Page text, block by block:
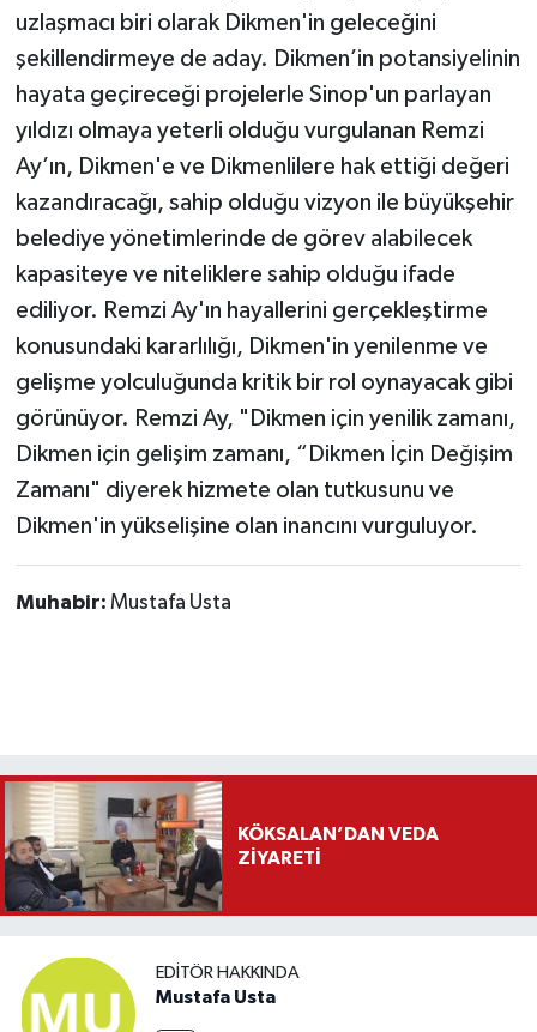
uzlaşmacı biri olarak Dikmen'in geleceğini
şekillendirmeye de aday. Dikmen’in potansiyelinin
hayata geçireceği projelerle Sinop'un parlayan
yıldızı olmaya yeterli olduğu vurgulanan Remzi
Ay’ın, Dikmen'e ve Dikmenlilere hak ettiği değeri
kazandıracağı, sahip olduğu vizyon ile büyükşehir
belediye yönetimlerinde de görev alabilecek
kapasiteye ve niteliklere sahip olduğu ifade
ediliyor. Remzi Ay'ın hayallerini gerçekleştirme
konusundaki kararlılığı, Dikmen'in yenilenme ve
gelişme yolculuğunda kritik bir rol oynayacak gibi
görünüyor. Remzi Ay, "Dikmen için yenilik zamanı,
Dikmen için gelişim zamanı, “Dikmen İçin Değişim
Zamanı" diyerek hizmete olan tutkusunu ve
Dikmen'in yükselişine olan inancını vurguluyor.
Muhabir: Mustafa Usta
KÖKSALAN’DAN VEDA
ZİYARETİ
EDITÖR HAKKINDA
Mustafa Usta